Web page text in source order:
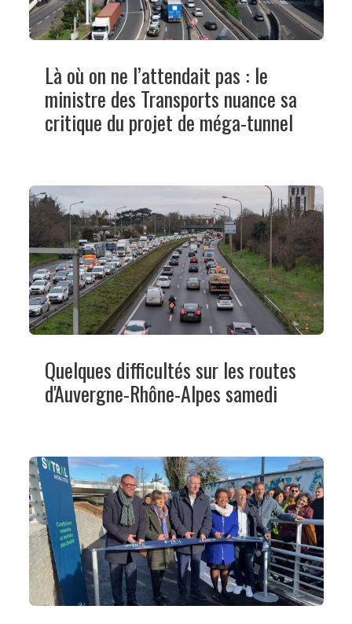
Là où on ne l’attendait pas : le
ministre des Transports nuance sa
critique du projet de méga-tunnel
Quelques difficultés sur les routes
d'Auvergne-Rhône-Alpes samedi